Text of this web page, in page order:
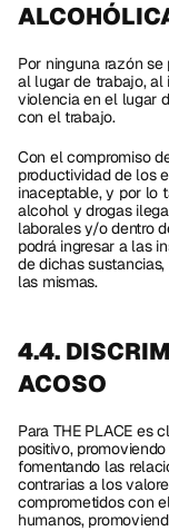
Por ninguna razón
al lugar de trabajo, al
violencia en el lugar
con el trabajo.
Con el compromiso
productividad de los
inaceptable, y por lo
alcohol y drogas
laborales y/o dentro
podrá ingresar a las
de dichas
las mismas.
4.4.
ACOSO
Para THE PLACE es
positivo,
fomentando las
contrarias a los
comprometidos con
humanos,